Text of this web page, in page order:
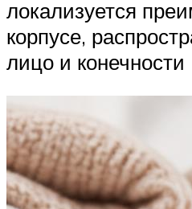
локализуется
корпусе,
лицо и конечности